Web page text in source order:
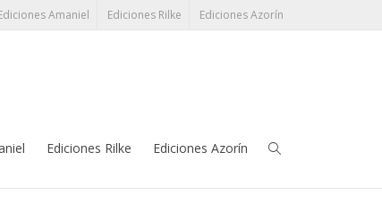
Amaniel Ediciones Rilke Ediciones Azorín
Ediciones Rilke Ediciones Azorín